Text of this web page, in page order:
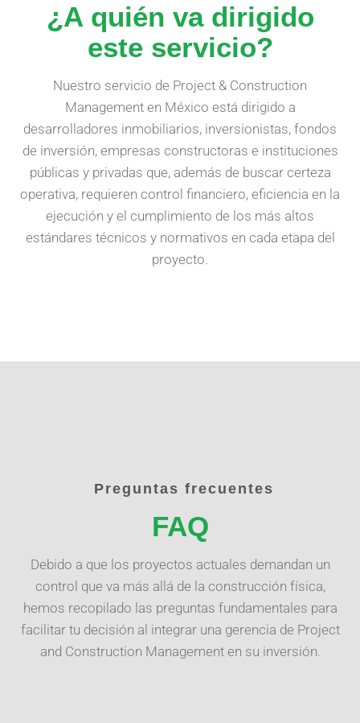
¿A quién va dirigido
este servicio?
Nuestro servicio de Project & Construction
Management en México está dirigido a
desarrolladores inmobiliarios, inversionistas, fondos
de inversión, empresas constructoras e instituciones
públicas y privadas que, además de buscar certeza
operativa, requieren control financiero, eficiencia en la
ejecución y el cumplimiento de los más altos
estándares técnicos y normativos en cada etapa del
proyecto.
preguntas frecuentes
FAQ
Debido a que los proyectos actuales demandan un
control que va más allá de la construcción física,
hemos recopilado las preguntas fundamentales para
facilitar tu decisión al integrar una gerencia de Project
and Construction Management en su inversión.